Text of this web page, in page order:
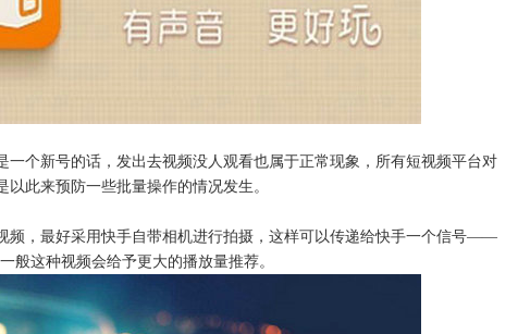
个新号的话，发出去视频没人观看也属于正常现象，所有短视频平台对
此来预防一些批量操作的情况发生。
，最好采用快手自带相机进行拍摄，这样可以传递给快手一个信号——
般这种视频会给予更大的播放量推荐。